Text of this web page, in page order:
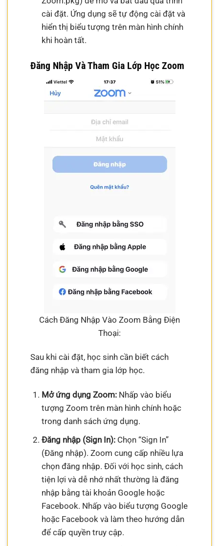
cài đặt. Ứng dụng sẽ tự động cài đặt và
hiển thị biểu tượng trên màn hình chính
khi hoàn tất.
Đăng Nhập Và Tham Gia Lớp Học Zoom
Cách Đăng Nhập Vào Zoom Bằng Điện
Thoại:
Sau khi cài đặt, học sinh cần biết cách
đăng nhập và tham gia lớp học.
Mở ứng dụng Zoom:Nhấp vào biểu
tượng Zoom trên màn hình chính hoặc
trong danh sách ứng dụng.
Đăng nhập (Sign In):Chọn “Sign In”
(Đăng nhập). Zoom cung cấp nhiều lựa
chọn đăng nhập. Đối với học sinh, cách
tiện lợi và dễ nhớ nhất thường là đăng
nhập bằng tài khoản Google hoặc
Facebook. Nhấp vào biểu tượng Google
hoặc Facebook và làm theo hướng dẫn
để cấp quyền truy cập.